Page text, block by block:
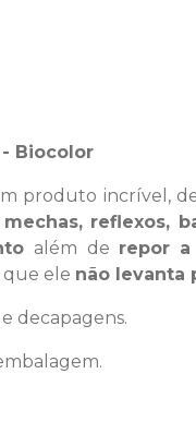
Biocolor
produto incrível,
mechas, reflexos,
além de repor a
ele não levanta
decapagens.